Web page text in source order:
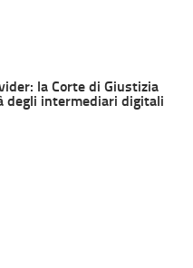
la Corte di Giustizia
degli intermediari digitali